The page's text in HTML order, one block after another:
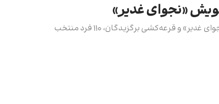
«نجوای غدیر»
با پایان مهلت مشارکت در پویش «نجوای غدیر» و قرعه‌کشی برگزیدگان، ۱۱۰ فرد منتخب